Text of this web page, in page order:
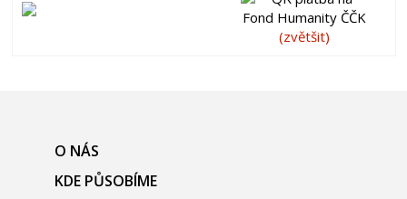
(zvětšit)
O NÁS
KDE PŮSOBÍME